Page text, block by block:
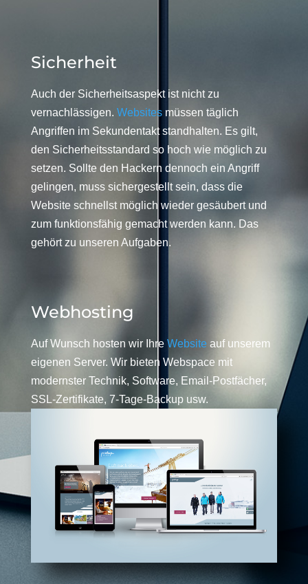
Sicherheit
Auch der Sicherheitsaspekt ist nicht zu
vernachlässigen. Websitesmüssen täglich
Angriffen im Sekundentakt standhalten. Es gilt,
den Sicherheitsstandard so hoch wie möglich zu
setzen. Sollte den Hackern dennoch ein Angriff
gelingen, muss sichergestellt sein, dass die
Website schnellst möglich wieder gesäubert und
zum funktionsfähig gemacht werden kann. Das
gehört zu unseren Aufgaben.
Webhosting
Auf Wunsch hosten wir Ihre Website auf unserem
eigenen Server. Wir bieten Webspace mit
modernster Technik, Software, Email-Postfächer,
SSL-Zertifikate, 7-Tage-Backup usw.